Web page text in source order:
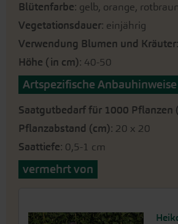
Blütenfarbe: gelb, orange, rotbraun
Vegetationsdauer: einjährig
Verwendung Blumen und Kräuter
Höhe (in cm): 40-50
Artspezifische Anbauhinweise
Saatgutbedarf für 1000 Pflanzen
Pflanzabstand (cm): 20 x 20
Saattiefe: 0,5-1 cm
vermehrt von